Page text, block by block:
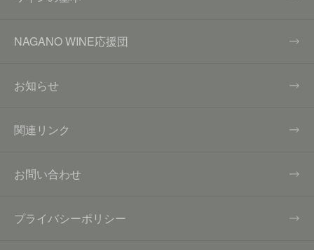
NAGANO WINE応援団
お知らせ
関連リンク
お問い合わせ
プライバシーポリシー